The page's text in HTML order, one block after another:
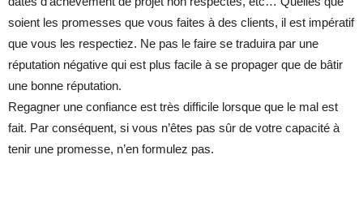
soient les promesses que vous faites à des clients, il est impératif
que vous les respectiez. Ne pas le faire se traduira par une
réputation négative qui est plus facile à se propager que de bâtir
une bonne réputation.
Regagner une confiance est très difficile lorsque que le mal est
fait. Par conséquent, si vous n’êtes pas sûr de votre capacité à
tenir une promesse, n’en formulez pas.